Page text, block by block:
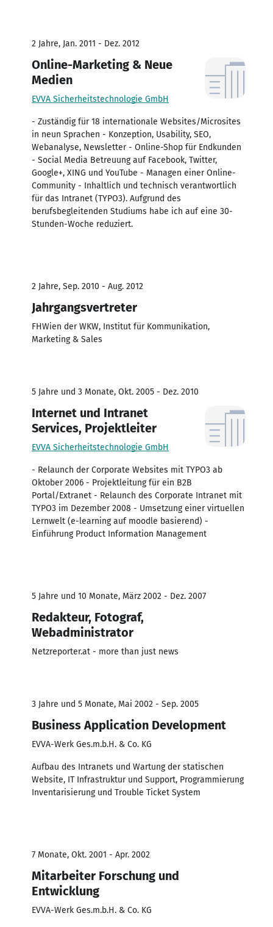
2 Jahre, Jan. 2011 - Dez. 2012
Online-Marketing & Neue
Medien
EVVA Sicherheitstechnologie GmbH
- Zuständig für 18 internationale Websites/Microsites
in neun Sprachen - Konzeption, Usability, SEO,
Webanalyse, Newsletter - Online-Shop für Endkunden
- Social Media Betreuung auf Facebook, Twitter,
Google+, XING und YouTube - Managen einer Online-
Community - Inhaltlich und technisch verantwortlich
für das Intranet (TYPO3). Aufgrund des
berufsbegleitenden Studiums habe ich auf eine 30-
Stunden-Woche reduziert.
2 Jahre, Sep. 2010 - Aug. 2012
Jahrgangsvertreter
FHWien der WKW, Institut für Kommunikation,
Marketing & Sales
5 Jahre und 3 Monate, Okt. 2005 - Dez. 2010
Internet und Intranet
Services, Projektleiter
EVVA Sicherheitstechnologie GmbH
- Relaunch der Corporate Websites mit TYPO3 ab
Oktober 2006 - Projektleitung für ein B2B
Portal/Extranet - Relaunch des Corporate Intranet mit
TYPO3 im Dezember 2008 - Umsetzung einer virtuellen
Lernwelt (e-learning auf moodle basierend) -
Einführung Product Information Management
5 Jahre und 10 Monate, März 2002 - Dez. 2007
Redakteur, Fotograf,
Webadministrator
Netzreporter.at - more than just news
3 Jahre und 5 Monate, Mai 2002 - Sep. 2005
Business Application Development
EVVA-Werk Ges.m.b.H. & Co. KG
Aufbau des Intranets und Wartung der statischen
Website, IT Infrastruktur und Support, Programmierung
Inventarisierung und Trouble Ticket System
7 Monate, Okt. 2001 - Apr. 2002
Mitarbeiter Forschung und
Entwicklung
EVVA-Werk Ges.m.b.H. & Co. KG